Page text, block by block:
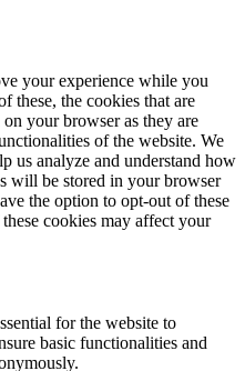
your experience while you
these, the cookies that are
on your browser as they are
of the website. We
us analyze and understand how
will be stored in your browser
the option to opt-out of these
cookies may affect your
for the website to
basic functionalities and